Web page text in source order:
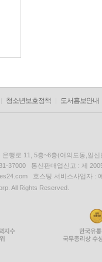
청소년보호정책 도서홍보안내
은행로 11, 5층~6층(여의도동,일신
37000 통신판매업신고 : 제
호스팅 서비스사업자 :
All Rights Reserved.